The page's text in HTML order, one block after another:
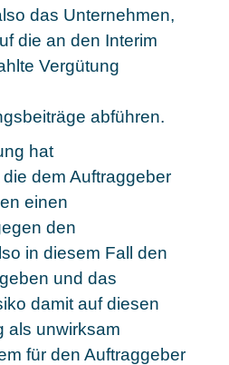
das Unternehmen,
die an den Interim
Vergütung
abführen.
hat
dem Auftraggeber
einen
den
in diesem Fall den
und das
damit auf diesen
als unwirksam
für den Auftraggeber